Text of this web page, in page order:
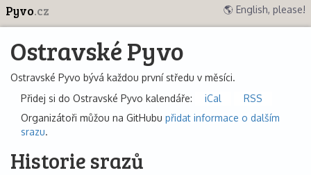
Pyvo.cz 🌎 English, please!
Ostravské Pyvo
Ostravské Pyvo bývá každou první středu v měsíci.
Přidej si do Ostravské Pyvo kalendáře:
iCal
RSS
Organizátoři můžou na GitHubu přidat informace o dalším
srazu.
Historie srazů